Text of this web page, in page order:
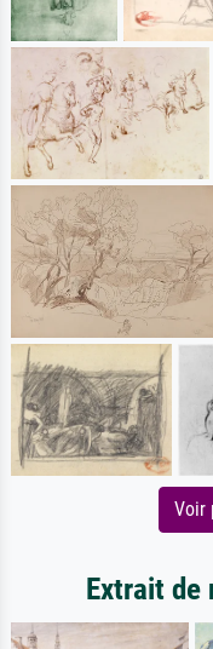
Voir
Extrait de